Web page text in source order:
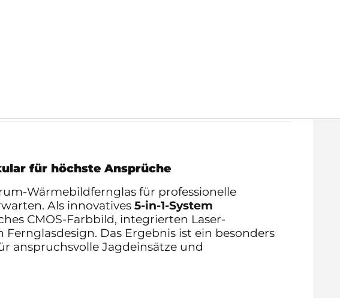
für höchste Ansprüche
Wärmebildfernglas für professionelle
Als innovatives 5-in-1-System
CMOS-Farbbild, integrierten Laser-
Das Ergebnis ist ein besonders
anspruchsvolle Jagdeinsätze und